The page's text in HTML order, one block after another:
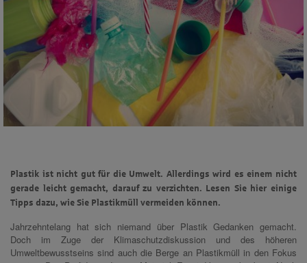
Plastik ist nicht gut für die Umwelt. Allerdings wird es einem nicht
gerade leicht gemacht, darauf zu verzichten. Lesen Sie hier einige
Tipps dazu, wie Sie Plastikmüll vermeiden können.
Jahrzehntelang hat sich niemand über Plastik Gedanken gemacht.
Doch im Zuge der Klimaschutzdiskussion und des höheren
Umweltbewusstseins sind auch die Berge an Plastikmüll in den Fokus